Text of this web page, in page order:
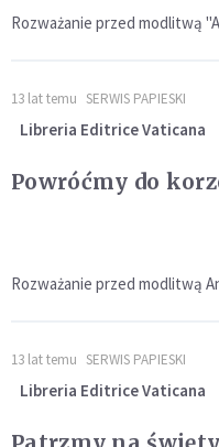
Rozważanie przed modlitwą
13 lat temu SERWIS PAPIESKI
Libreria Editrice Vaticana
Powróćmy do
Rozważanie przed modlitwą
13 lat temu SERWIS PAPIESKI
Libreria Editrice Vaticana